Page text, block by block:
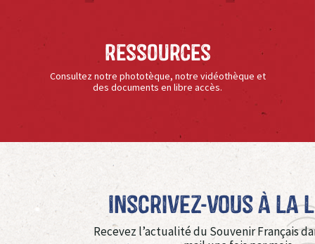
Ressources
Consultez notre phototèque, notre vidéothèque et
des documents en libre accès.
Inscrivez-vous à La
Recevez l’actualité du Souvenir Français